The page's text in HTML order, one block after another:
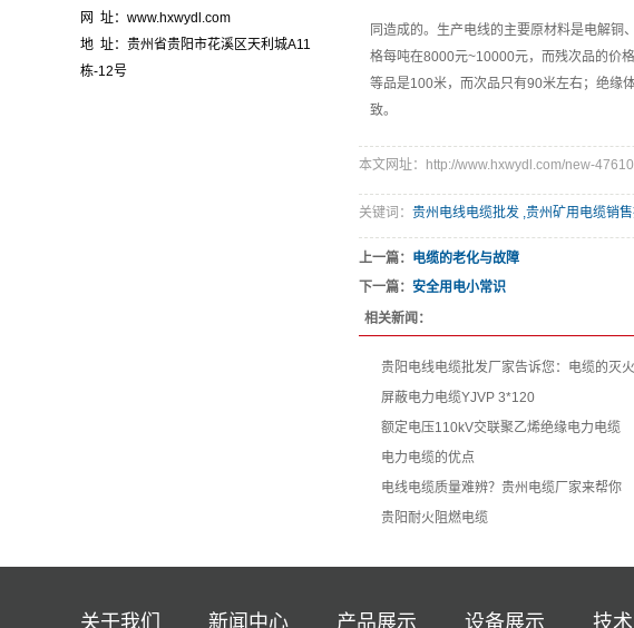
网 址：www.hxwydl.com
地 址：贵州省贵阳市花溪区天利城A11
栋-12号
同造成的。生产电线的主要原材料是电解
格每吨在8000元~10000元，而残次品的价
等品是100米，而次品只有90米左右；绝缘
致。
本文网址：http://www.hxwydl.com/new-
关键词： 贵州电线电缆批发 ,贵州矿用电缆销
上一篇： 电缆的老化与故障
下一篇： 安全用电小常识
相关新闻：
贵阳电线电缆批发厂家告诉您：电缆的灭
屏蔽电力电缆YJVP 3*120
额定电压110kV交联聚乙烯绝缘电力电缆
电力电缆的优点
电线电缆质量难辨？贵州电缆厂家来帮你
贵阳耐火阻燃电缆
关于我们 新闻中心 产品展示 设备展示 技